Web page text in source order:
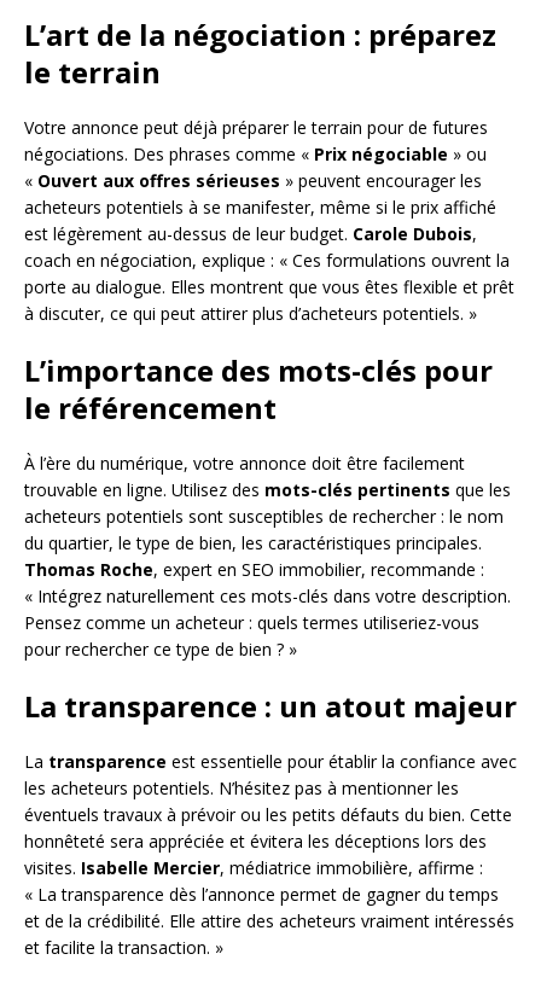
L’art de la négociation : préparez
le terrain
Votre annonce peut déjà préparer le terrain pour de futures
négociations. Des phrases comme « Prix négociable » ou
« Ouvert aux offres sérieuses » peuvent encourager les
acheteurs potentiels à se manifester, même si le prix affiché
est légèrement au-dessus de leur budget. Carole Dubois,
coach en négociation, explique : « Ces formulations ouvrent la
porte au dialogue. Elles montrent que vous êtes flexible et prêt
à discuter, ce qui peut attirer plus d’acheteurs potentiels. »
L’importance des mots-clés pour
le référencement
À l’ère du numérique, votre annonce doit être facilement
trouvable en ligne. Utilisez des mots-clés pertinents que les
acheteurs potentiels sont susceptibles de rechercher : le nom
du quartier, le type de bien, les caractéristiques principales.
Thomas Roche, expert en SEO immobilier, recommande :
« Intégrez naturellement ces mots-clés dans votre description.
Pensez comme un acheteur : quels termes utiliseriez-vous
pour rechercher ce type de bien ? »
La transparence : un atout majeur
La transparence est essentielle pour établir la confiance avec
les acheteurs potentiels. N’hésitez pas à mentionner les
éventuels travaux à prévoir ou les petits défauts du bien. Cette
honnêteté sera appréciée et évitera les déceptions lors des
visites. Isabelle Mercier, médiatrice immobilière, affirme :
« La transparence dès l’annonce permet de gagner du temps
et de la crédibilité. Elle attire des acheteurs vraiment intéressés
et facilite la transaction. »